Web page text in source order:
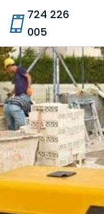
724 226
005